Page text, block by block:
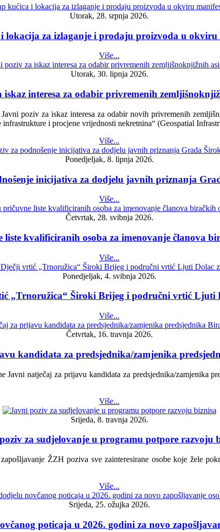
Utorak, 28. srpnja 2026.
lokacija za izlaganje i prodaju proizvoda u okviru
Više...
Utorak, 30. lipnja 2026.
iskaz interesa za odabir privremenih
poziv za iskaz interesa za odabir novih privremenih
i procjene vrijednosti nekretnina“ (Geospatial
Više...
Ponedjeljak, 8. lipnja 2026.
inicijativa za dodjelu javnih priznanja
Više...
Četvrtak, 28. svibnja 2026.
kvalificiranih osoba za imenovanje članova
Više...
Ponedjeljak, 4. svibnja 2026.
„Trnoružica“ Široki Brijeg i područni vrtić Ljuti
Više...
Četvrtak, 16. travnja 2026.
kandidata za predsjednika/zamjenika
natječaj za prijavu kandidata za predsjednika/zamjenika
Više...
Srijeda, 8. travnja 2026.
za sudjelovanje u programu potpore razvoju
ŽZH poziva sve zainteresirane osobe koje žele
Više...
Srijeda, 25. ožujka 2026.
poticaja u 2026. godini za novo